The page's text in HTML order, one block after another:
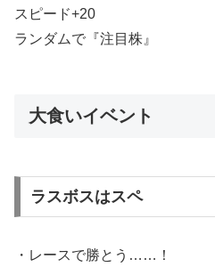
スピード+20
ランダムで『注目株』
大食いイベント
ラスボスはスペ
・レースで勝とう……！